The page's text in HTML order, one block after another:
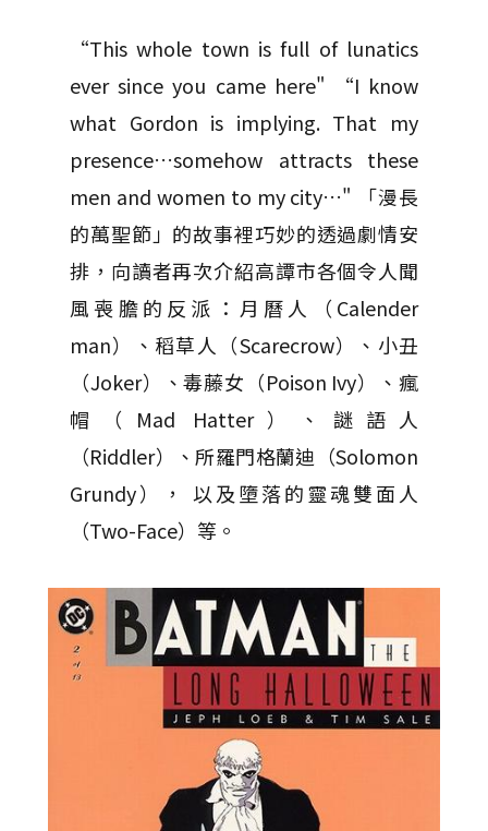
“This whole town is full of lunatics
ever since you came here" “I know
what Gordon is implying. That my
presence…somehow attracts these
men and women to my city…" 「漫長
的萬聖節」的故事裡巧妙的透過劇情安
排，向讀者再次介紹高譚市各個令人聞
風喪膽的反派：月曆人（Calender
man）、稻草人（Scarecrow）、小丑
（Joker）、毒藤女（Poison Ivy）、瘋
帽（Mad Hatter）、謎語人
（Riddler）、所羅門格蘭迪（Solomon
Grundy）， 以及墮落的靈魂雙面人
（Two-Face）等。